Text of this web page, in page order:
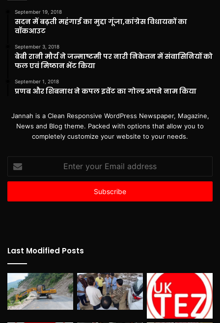
September 19, 2018
सदन में बढ़ती महंगाई का मुद्दा गूंजा,कांग्रेस विधायकों का
वॉकआउट
September 3, 2018
बेबी रानी मौर्य ने जन्माष्टमी पर नारी निकेतन में संवासिनियों को
फल एवं मिष्ठान भेंट किया
September 1, 2018
प्रणब और शिबनाथ ने कपल इवेंट का गोल्ड अपने नाम किया
Jannah is a Clean Responsive WordPress Newspaper, Magazine,
News and Blog theme. Packed with options that allow you to
completely customize your website to your needs.
your
Email
Last Modified Posts